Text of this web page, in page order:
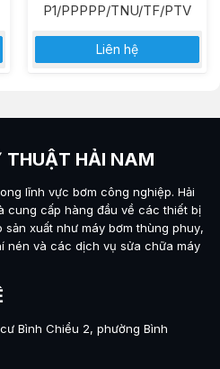
P1/PPPPP/TNU/TF/PTV
Liên hệ
THUẬT HẢI NAM
lĩnh vực bơm công nghiệp. Hải
cung cấp hàng đầu về các thiết bị
xuất như máy bơm thùng phuy,
nén và các dịch vụ sửa chữa máy
Bình Chiểu 2, phường Bình